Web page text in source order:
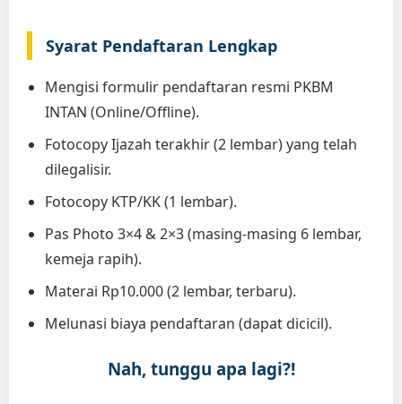
Syarat Pendaftaran Lengkap
Mengisi formulir pendaftaran resmi PKBM
INTAN (Online/Offline).
Fotocopy Ijazah terakhir (2 lembar) yang telah
dilegalisir.
Fotocopy KTP/KK (1 lembar).
Pas Photo 3×4 & 2×3 (masing-masing 6 lembar,
kemeja rapih).
Materai Rp10.000 (2 lembar, terbaru).
Melunasi biaya pendaftaran (dapat dicicil).
Nah, tunggu apa lagi?!